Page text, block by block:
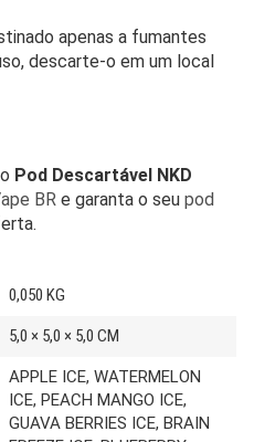
apenas a fumantes
descarte-o em um local
Pod Descartável NKD
BR e garanta o seu pod
0,050 KG
5,0 × 5,0 × 5,0 CM
APPLE ICE, WATERMELON
ICE, PEACH MANGO ICE,
GUAVA BERRIES ICE, BRAIN